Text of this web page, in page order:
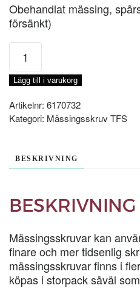
Obehandlat mässing,
försänkt)
MÄSSINGSKRUV
TFS
3,5x16MM,
STYCK
mängd
Lägg till i varukorg
Artikelnr: 6170732
Kategori: Mässingsskruv TFS
BESKRIVNING
BESKRIVNING
Mässingsskruvar kan
finare och mer tidsenlig
mässingsskruvar finns i
köpas i storpack såväl